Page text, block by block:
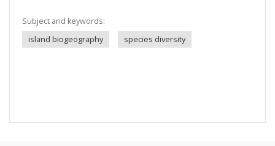
Subject and keywords:
island biogeography
species diversity